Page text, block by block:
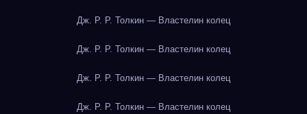
Дж. Р. Р. Толкин — Властелин колец
Дж. Р. Р. Толкин — Властелин колец
Дж. Р. Р. Толкин — Властелин колец
Дж. Р. Р. Толкин — Властелин колец